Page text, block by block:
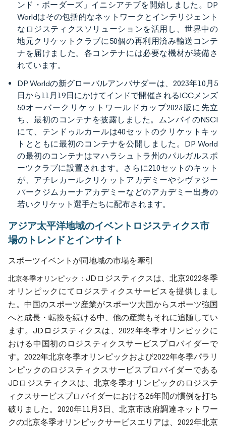
ンド・ボーダーズ」イニシアチブを開始しました。DP
Worldはその包括的なネットワークとインテリジェント
なロジスティクスソリューションを活用し、世界中の
地元クリケットクラブに50個の再利用済み輸送コンテ
ナを届けました。各コンテナには必要な機材が装備さ
れています。
DP Worldの新グローバルアンバサダーは、2023年10月5
日から11月19日にかけてインドで開催されるICCメンズ
50オーバークリケットワールドカップ2023版に先立
ち、最初のコンテナを披露しました。ムンバイのNSCI
にて、テンドゥルカールは40セットのクリケットキッ
トとともに最初のコンテナを公開しました。DP World
の最初のコンテナはマハラシュトラ州のパルガルスポ
ーツクラブに設置されます。さらに210セットのキット
が、アチレカールクリケットアカデミーやシヴァジー
パークジムカーナアカデミーなどのアカデミー出身の
若いクリケット選手たちに配布されます。
アジア太平洋地域のイベントロジスティクス市
場のトレンドとインサイト
スポーツイベントが同地域の市場を牽引
北京冬季オリンピック：JDロジスティクスは、北京2022冬季
オリンピックにてロジスティクスサービスを提供しまし
た。中国のスポーツ産業がスポーツ大国からスポーツ強国
へと成長・転換を続ける中、他の産業もそれに追随してい
ます。JDロジスティクスは、2022年冬季オリンピックに
おける中国初のロジスティクスサービスプロバイダーで
す。2022年北京冬季オリンピックおよび2022年冬季パラリ
ンピックのロジスティクスサービスプロバイダーである
JDロジスティクスは、北京冬季オリンピックのロジステ
ィクスサービスプロバイダーにおける26年間の慣例を打ち
破りました。2020年11月3日、北京市政府調達ネットワー
クの北京冬季オリンピックサービスエリアは、2022年北京